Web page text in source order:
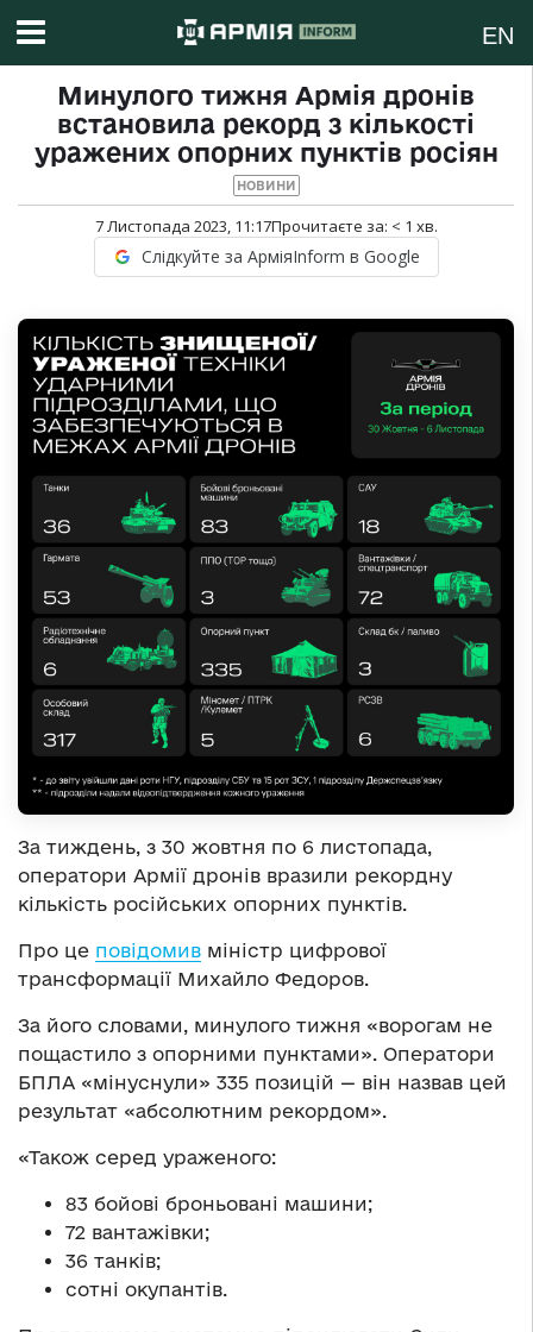
EN
Минулого тижня Армія дронів
встановила рекорд з кількості
уражених опорних пунктів росіян
НОВИНИ
7 Листопада 2023, 11:17Прочитаєте за: < 1 хв.
Слідкуйте за АрміяInform в Google
За тиждень, з 30 жовтня по 6 листопада,
оператори Армії дронів вразили рекордну
кількість російських опорних пунктів.
Про це повідомив міністр цифрової
трансформації Михайло Федоров.
За його словами, минулого тижня «ворогам не
пощастило з опорними пунктами». Оператори
БПЛА «мінуснули» 335 позицій — він назвав цей
результат «абсолютним рекордом».
«Також серед ураженого:
83 бойові броньовані машини;
72 вантажівки;
36 танків;
сотні окупантів.